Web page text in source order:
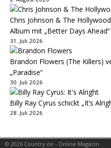
Chris Johnson & The
Album mit „Better Days
31. Juli 2026
Brandon Flowers (The Killers)
„Paradise“
30. Juli 2026
Billy Ray Cyrus schickt „It’s
28. Juli 2026
© 2026 Country.de - Online Magazin